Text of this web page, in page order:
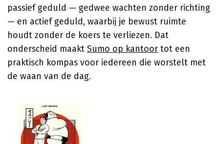
passief geduld — gedwee wachten zonder richting
— en actief geduld, waarbij je bewust ruimte
houdt zonder de koers te verliezen. Dat
onderscheid maakt Sumo op kantoor tot een
praktisch kompas voor iedereen die worstelt met
de waan van de dag.